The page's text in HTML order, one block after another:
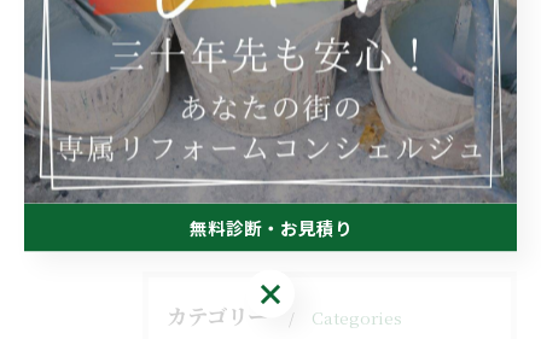
#アフターメンテナンス
< 前のページ 一覧に戻る 次のページ >
カテゴリー Categories
無料診断・お見積り
無料診断・お見積り